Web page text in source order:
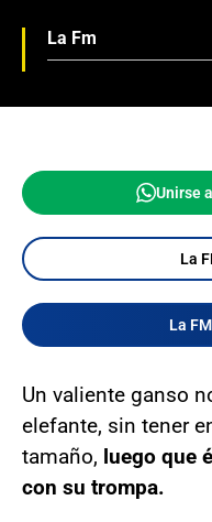
La Fm
Unirse
La
La
Un valiente ganso
elefante, sin tener
tamaño, luego que
con su trompa.